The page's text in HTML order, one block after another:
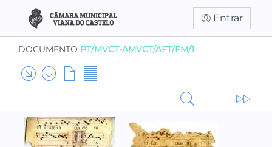
Entrar
DOCUMENTO PT/MVCT-AMVCT/AFT/FM/1